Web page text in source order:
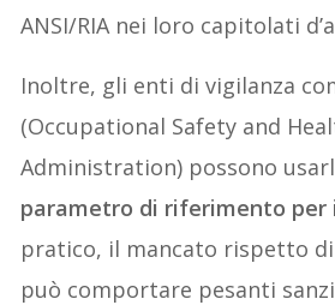
ANSI/RIA nei loro capitolati
Inoltre, gli enti di vigilanza
(Occupational Safety and
Administration) possono
parametro di riferimento per
pratico, il mancato rispetto
può comportare pesanti